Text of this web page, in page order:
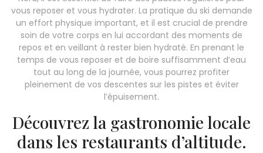
vous reposer et vous hydrater. La pratique du ski demande
un effort physique important, et il est crucial de prendre
soin de votre corps en lui accordant des moments de
repos et en veillant à rester bien hydraté. En prenant le
temps de vous reposer et de boire suffisamment d’eau
tout au long de la journée, vous pourrez profiter
pleinement de vos descentes sur les pistes et éviter
l’épuisement.
Découvrez la gastronomie locale
dans les restaurants d’altitude.